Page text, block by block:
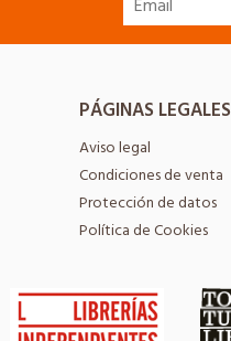
PÁGINAS LEGALES
Aviso legal
Condiciones de venta
Protección de datos
Política de Cookies